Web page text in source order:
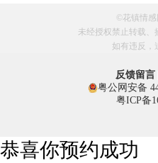
感方案
甘肃-兰州
微信用户 仔细
内蒙古-呼和浩
微信用户 归赎.
微信用户 ? 小
感方案
©花镇情
未经授权禁止转载、
如有违反，
反馈留言|
粤公网安备
粤ICP备
恭喜你预约成功